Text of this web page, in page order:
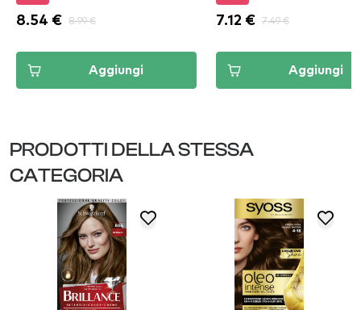
8.54 € 8.99 €
Aggiungi
7.12 € 7.49 €
Aggiungi
PRODOTTI DELLA STESSA
CATEGORIA